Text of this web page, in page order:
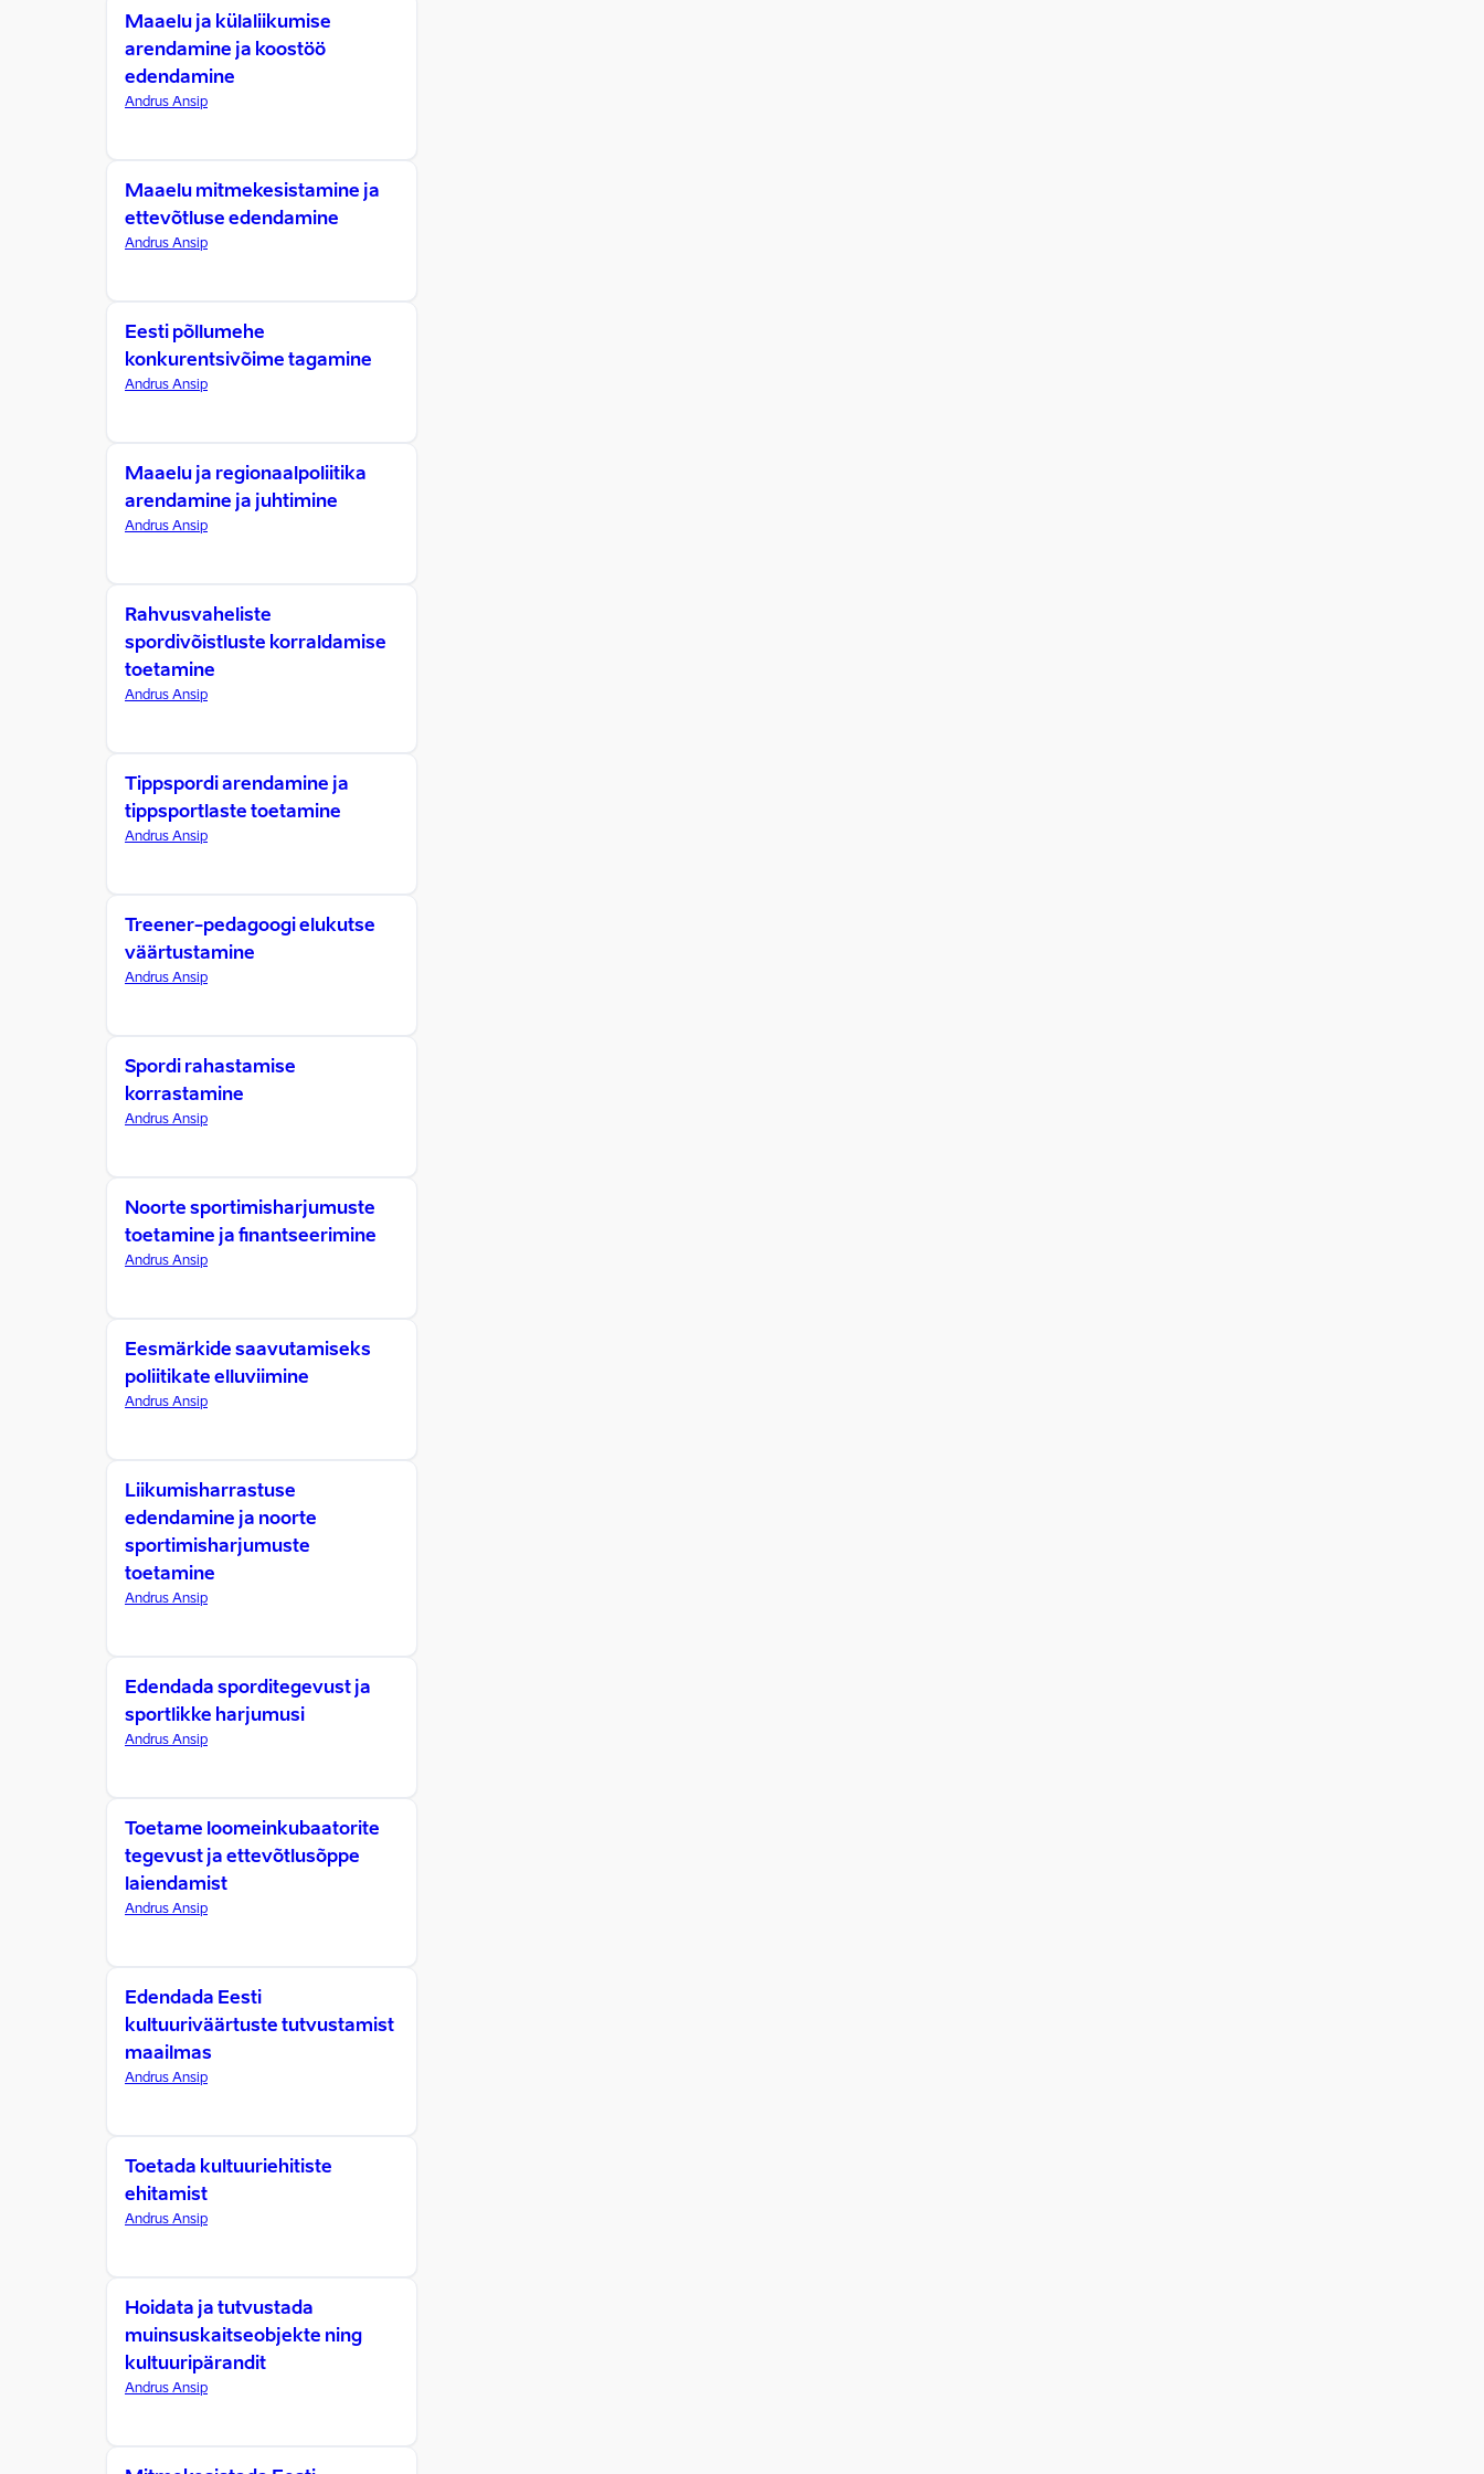
Maaelu ja külaliikumise
arendamine ja koostöö
edendamine
Andrus Ansip
Maaelu mitmekesistamine ja
ettevõtluse edendamine
Andrus Ansip
Eesti põllumehe
konkurentsivõime tagamine
Andrus Ansip
Maaelu ja regionaalpoliitika
arendamine ja juhtimine
Andrus Ansip
Rahvusvaheliste
spordivõistluste korraldamise
toetamine
Andrus Ansip
Tippspordi arendamine ja
tippsportlaste toetamine
Andrus Ansip
Treener-pedagoogi elukutse
väärtustamine
Andrus Ansip
Spordi rahastamise
korrastamine
Andrus Ansip
Noorte sportimisharjumuste
toetamine ja finantseerimine
Andrus Ansip
Eesmärkide saavutamiseks
poliitikate elluviimine
Andrus Ansip
Liikumisharrastuse
edendamine ja noorte
sportimisharjumuste
toetamine
Andrus Ansip
Edendada sporditegevust ja
sportlikke harjumusi
Andrus Ansip
Toetame loomeinkubaatorite
tegevust ja ettevõtlusõppe
laiendamist
Andrus Ansip
Edendada Eesti
kultuuriväärtuste tutvustamist
maailmas
Andrus Ansip
Toetada kultuuriehitiste
ehitamist
Andrus Ansip
Hoidata ja tutvustada
muinsuskaitseobjekte ning
kultuuripärandit
Andrus Ansip